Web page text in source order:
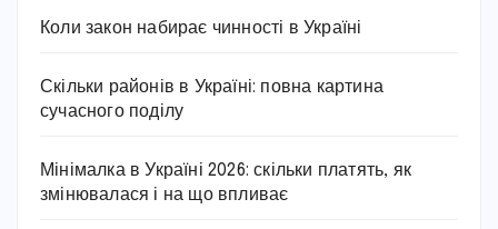
Коли закон набирає чинності в Україні
Скільки районів в Україні: повна картина
сучасного поділу
Мінімалка в Україні 2026: скільки платять, як
змінювалася і на що впливає